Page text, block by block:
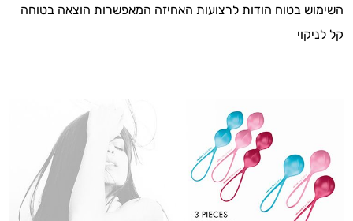
השימוש בטוח הודות לרצועות האחיזה המאפשרות הוצאה בטוחה
קל לניקוי